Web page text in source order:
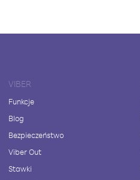
VIBER
Funkcje
Blog
Bezpieczeństwo
Viber Out
Stawki